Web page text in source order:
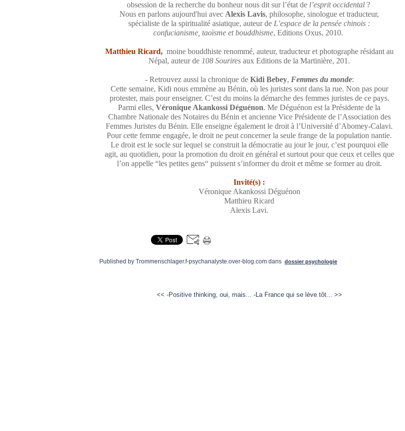
obsession de la recherche du bonheur nous dit sur l’état de l’esprit occidental?
Nous en parlons aujourd'hui avec Alexis Lavis, philosophe, sinologue et traducteur,
spécialiste de la spiritualité asiatique, auteur de L’espace de la pensée chinois :
confucianisme, taoïsme et bouddhisme, Editions Oxus, 2010.
Matthieu Ricard, moine bouddhiste renommé, auteur, traducteur et photographe résidant au
Népal, auteur de 108 Sourires aux Editions de la Martinière, 201.
- Retrouvez aussi la chronique de Kidi Bebey, Femmes du monde:
Cette semaine, Kidi nous emmène au Bénin, où les juristes sont dans la rue. Non pas pour
protester, mais pour enseigner. C’est du moins la démarche des femmes juristes de ce pays.
Parmi elles, Véronique Akankossi Déguénon. Me Déguénon est la Présidente de la
Chambre Nationale des Notaires du Bénin et ancienne Vice Présidente de l’Association des
Femmes Juristes du Bénin. Elle enseigne également le droit à l’Université d’Abomey-Calavi.
Pour cette femme engagée, le droit ne peut concerner la seule frange de la population nantie.
Le droit est le socle sur lequel se construit la démocratie au jour le jour, c’est pourquoi elle
agit, au quotidien, pour la promotion du droit en général et surtout pour que ceux et celles que
l’on appelle “les petites gens“ puissent s’informer du droit et même se former au droit.
Invité(s) :
Véronique Akankossi Déguénon
Matthieu Ricard
Alexis Lavi.
Published by Trommenschlager.f-psychanalyste.over-blog.com dans dossier psychologie
<< -Positive thinking, oui, mais... -La France qui se lève tôt... >>